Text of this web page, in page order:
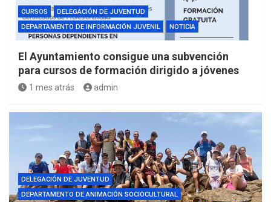
CURSOS
DELEGACIÓN DE JUVENTUD
DEPARTAMENTO DE INFORMACIÓN JUVENIL
NOTICIA
El Ayuntamiento consigue una subvención
para cursos de formación dirigido a jóvenes
1 mes atrás admin
DELEGACIÓN DE JUVENTUD
DEPARTAMENTO DE ANIMACIÓN SOCIOCULTURAL